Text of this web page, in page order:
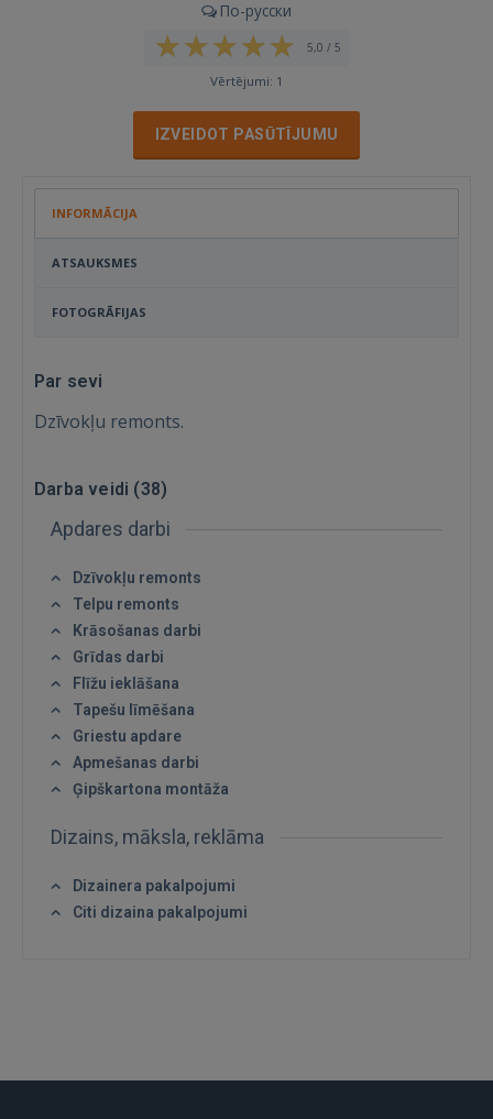
Ienākt
По-русски
5,0 / 5
Vērtējumi: 1
IZVEIDOT PASŪTĪJUMU
INFORMĀCIJA
ATSAUKSMES
FOTOGRĀFIJAS
Par sevi
Dzīvokļu remonts.
Darba veidi (38)
Apdares darbi
Dzīvokļu remonts
Telpu remonts
Krāsošanas darbi
Grīdas darbi
Flīžu ieklāšana
Tapešu līmēšana
Griestu apdare
Apmešanas darbi
Ģipškartona montāža
Dizains, māksla, reklāma
Dizainera pakalpojumi
Citi dizaina pakalpojumi